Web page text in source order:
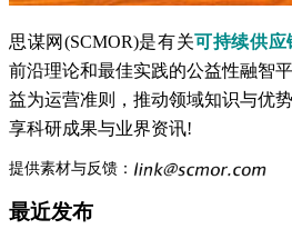
思谋网(SCMOR)是有关可持续供应
前沿理论和最佳实践的公益性融智
益为运营准则，推动领域知识与优
享科研成果与业界资讯!
提供素材与反馈：
最近发布